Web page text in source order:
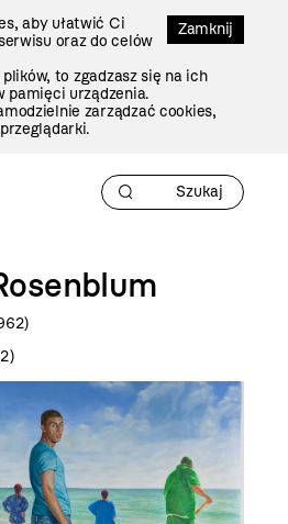
Zamknij
aby ułatwić Ci
oraz do celów
to zgadzasz się na ich
pamięci urządzenia.
zarządzać cookies,